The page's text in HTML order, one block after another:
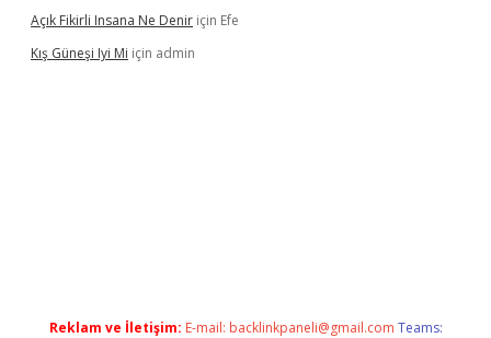
Açık Fikirli Insana Ne Denir için Efe
Kış Güneşi Iyi Mi için admin
Reklam ve İletişim: E-mail: backlinkpaneli@gmail.com Teams: